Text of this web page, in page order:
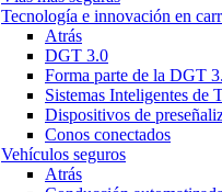
Tecnología e innovación en
Atrás
DGT 3.0
Forma parte de la DGT
Sistemas Inteligentes de
Dispositivos de
Conos conectados
Vehículos seguros
Atrás